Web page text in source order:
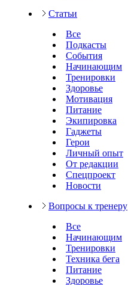
Статьи
Все
Подкасты
События
Начинающим
Тренировки
Здоровье
Мотивация
Питание
Экипировка
Гаджеты
Герои
Личный опыт
От редакции
Спецпроект
Новости
Вопросы к тренеру
Все
Начинающим
Тренировки
Техника бега
Питание
Здоровье